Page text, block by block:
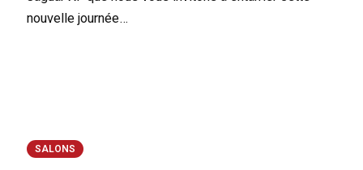
nouvelle journée…
SALONS